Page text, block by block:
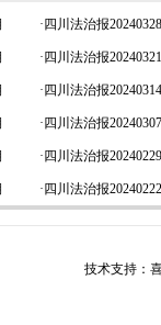
· 四川法治报
· 四川法治报
· 四川法治报
· 四川法治报
· 四川法治报
· 四川法治报
技术支持：